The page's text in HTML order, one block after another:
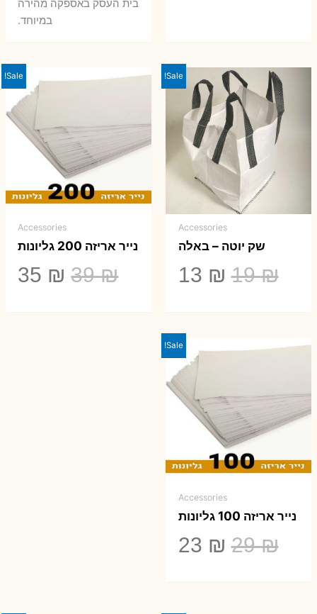
בית העסק באספקה מהירה
במיוחד.
Sale!
Accessories
שק יוטה – באלה
19₪
המחיר
19 ₪.
13 ₪
הוא:
13 ₪.
Sale!
Accessories
נייר אריזה 200 גליונות
39₪
המחיר
35 ₪
Sale!
Accessories
נייר אריזה 100 גליונות
29₪
המחיר
23 ₪